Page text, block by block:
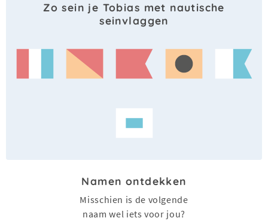
Zo sein je Tobias met nautische
seinvlaggen
Namen ontdekken
Misschien is de volgende
naam wel iets voor jou?